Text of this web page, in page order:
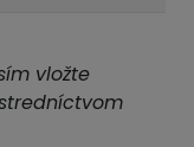
vložte